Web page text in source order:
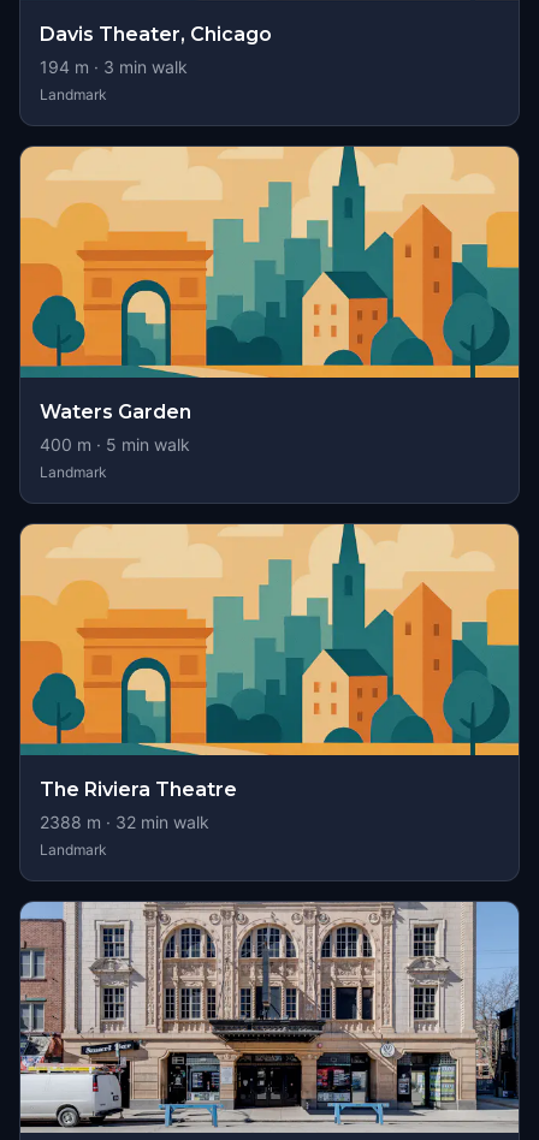
Davis Theater, Chicago
194 m · 3 min walk
Landmark
Waters Garden
400 m · 5 min walk
Landmark
The Riviera Theatre
2388 m · 32 min walk
Landmark